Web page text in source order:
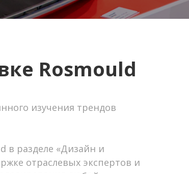
Rosmould
изучения трендов
в разделе «Дизайн и
отраслевых экспертов и